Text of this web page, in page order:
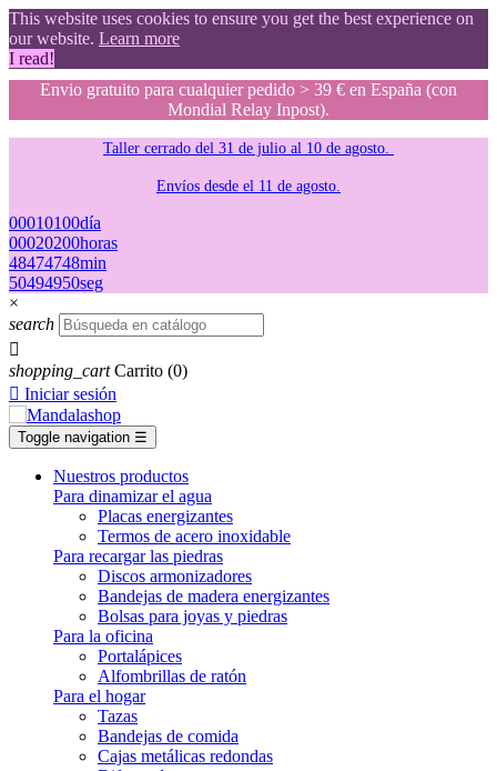
This website uses cookies to ensure you get the best experience on
our website. Learn more
I read!
Envio gratuito para cualquier pedido > 39 € en España (con
Mondial Relay Inpost).
Taller cerrado del 31 de julio al 10 de agosto.
Envíos desde el 11 de agosto.
00010100día
00020200horas
48474748min
49484849seg
×
search

shopping_cart Carrito (0)
 Iniciar sesión
Toggle navigation ☰
Nuestros productos
Para dinamizar el agua
Placas energizantes
Termos de acero inoxidable
Para recargar las piedras
Discos armonizadores
Bandejas de madera energizantes
Bolsas para joyas y piedras
Para la oficina
Portalápices
Alfombrillas de ratón
Para el hogar
Tazas
Bandejas de comida
Cajas metálicas redondas